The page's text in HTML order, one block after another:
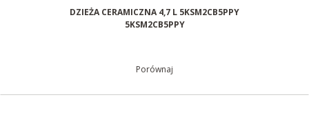
DZIEŻA CERAMICZNA 4,7 L 5KSM2CB5PPY
5KSM2CB5PPY
Porównaj